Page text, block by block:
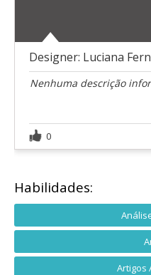
Designer: Luciana
Nenhuma descrição
0
Habilidades:
Artigos